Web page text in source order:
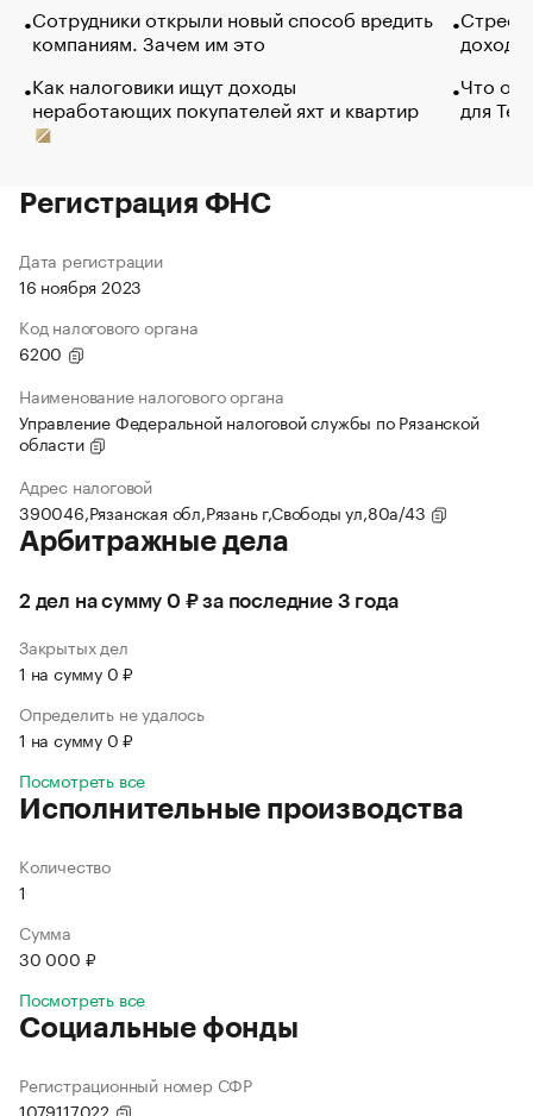
Сотрудники открыли новый способ вредить
компаниям. Зачем им это
Как налоговики ищут доходы
неработающих покупателей яхт и квартир
Что
для
Регистрация ФНС
Дата регистрации
16 ноября 2023
Код налогового органа
6200
Наименование налогового органа
Управление Федеральной налоговой службы по Рязанской
области
Адрес налоговой
390046,Рязанская обл,Рязань г,Свободы ул,80а/43
Арбитражные дела
2 дел на сумму 0 ₽ за последние 3 года
Закрытых дел
1 на сумму 0 ₽
Определить не удалось
1 на сумму 0 ₽
Посмотреть все
Исполнительные производства
Количество
1
Сумма
30 000 ₽
Посмотреть все
Социальные фонды
Регистрационный номер СФР
1079117022